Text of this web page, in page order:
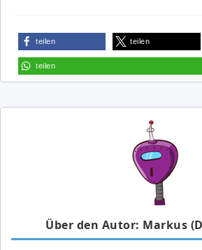
teilen teilen
teilen
Über den Autor: Markus